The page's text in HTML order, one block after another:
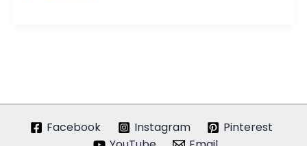
Facebook Instagram
Pinterest